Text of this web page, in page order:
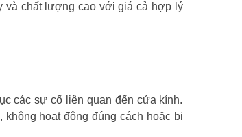
và chất lượng cao với giá cả hợp lý
các sự cố liên quan đến cửa kính.
hoạt động đúng cách hoặc bị